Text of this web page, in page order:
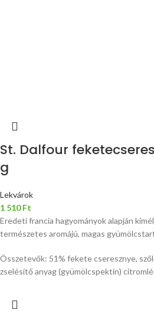
St. Dalfour
g
Lekvárok
1 510Ft
Eredeti francia hagyományok alapján
természetes aromájú, magas
Összetevők: 51% fekete cseresznye,
zselésítő anyag (gyümölcspektin) citromlé.